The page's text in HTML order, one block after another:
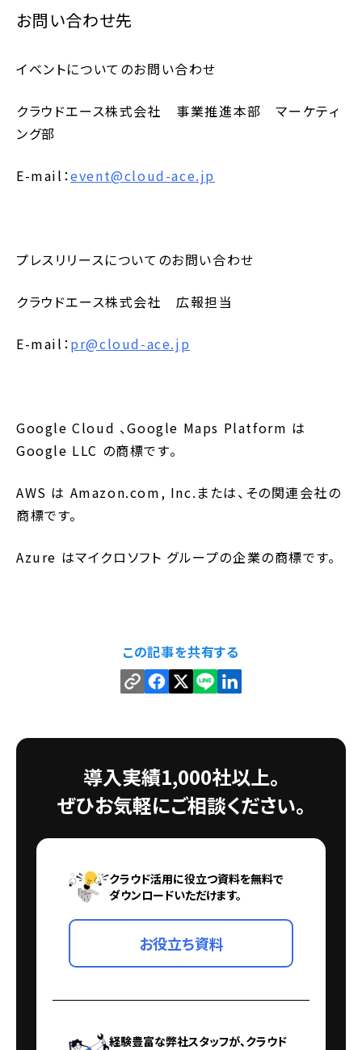
お問い合わせ先
イベントについてのお問い合わせ
クラウドエース株式会社 事業推進本部 マーケティ
ング部
E-mail：event@cloud-ace.jp
プレスリリースについてのお問い合わせ
クラウドエース株式会社 広報担当
E-mail：pr@cloud-ace.jp
Google Cloud 、Google Maps Platform は
Google LLC の商標です。
AWS は Amazon.com, Inc.または、その関連会社の
商標です。
Azure はマイクロソフト グループの企業の商標です。
この記事を共有する
導入実績1,000社以上。
ぜひお気軽にご相談ください。
クラウド活用に役立つ資料を無料で
ダウンロードいただけます。
お役立ち資料
経験豊富な弊社スタッフが、クラウド